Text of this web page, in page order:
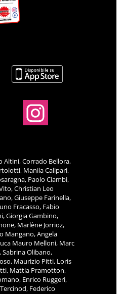
Altini, Corrado Bellora,
Manila Calipari,
Paolo Ciambi,
Christian Leo
Giuseppe Farinella,
Fracasso, Fabio
Giorgia Gambino,
Marlène Jorrioz,
Mangano, Angela
Mauro Melloni, Marc
Olibano,
Maurizio Pitti, Loris
Mattia Pramotton,
Enrico Ruggeri,
Federico